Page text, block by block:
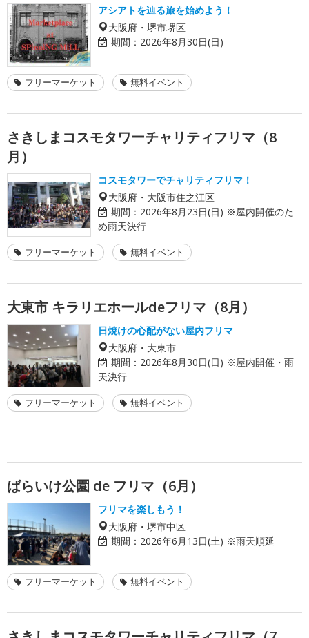
アシアトを辿る旅を始めよう！
大阪府・堺市堺区
期間： 2026年8月30日(日)
フリーマーケット 無料イベント
さきしまコスモタワーチャリティフリマ（8
月）
コスモタワーでチャリティフリマ！
大阪府・大阪市住之江区
期間： 2026年8月23日(日) ※屋内開催のた
め雨天決行
フリーマーケット 無料イベント
大東市 キラリエホールdeフリマ（8月）
日焼けの心配がない屋内フリマ
大阪府・大東市
期間： 2026年8月30日(日) ※屋内開催・雨
天決行
フリーマーケット 無料イベント
ばらいけ公園 de フリマ（6月）
フリマを楽しもう！
大阪府・堺市中区
期間： 2026年6月13日(土) ※雨天順延
フリーマーケット 無料イベント